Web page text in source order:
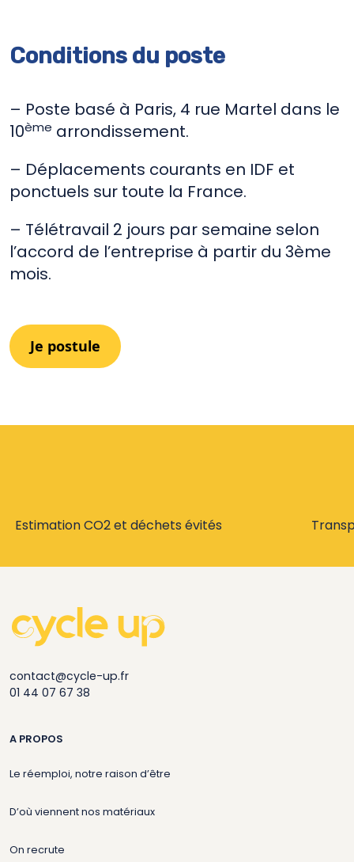
Conditions du poste
– Poste basé à Paris, 4 rue Martel dans le
10ème arrondissement.
– Déplacements courants en IDF et
ponctuels sur toute la France.
– Télétravail 2 jours par semaine selon
l’accord de l’entreprise à partir du 3ème
mois.
Je postule
Estimation CO2 et déchets évités
contact@cycle-up.fr
01 44 07 67 38
A PROPOS
Le réemploi, notre raison d’être
D’où viennent nos matériaux
On recrute